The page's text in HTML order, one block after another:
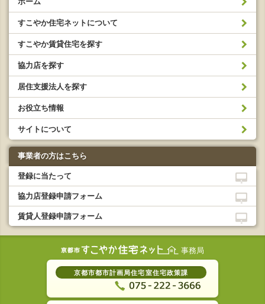
すこやか住宅ネットについて
すこやか賃貸住宅を探す
協力店を探す
居住支援法人を探す
お役立ち情報
サイトについて
事業者の方はこちら
登録に当たって
協力店登録申請フォーム
賃貸人登録申請フォーム
事務局
京都市都市計画局住宅室住宅政策課